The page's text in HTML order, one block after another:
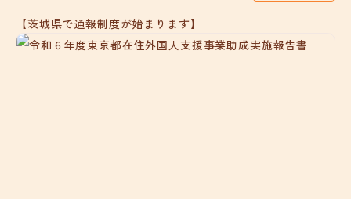
【茨城県で通報制度が始まります】